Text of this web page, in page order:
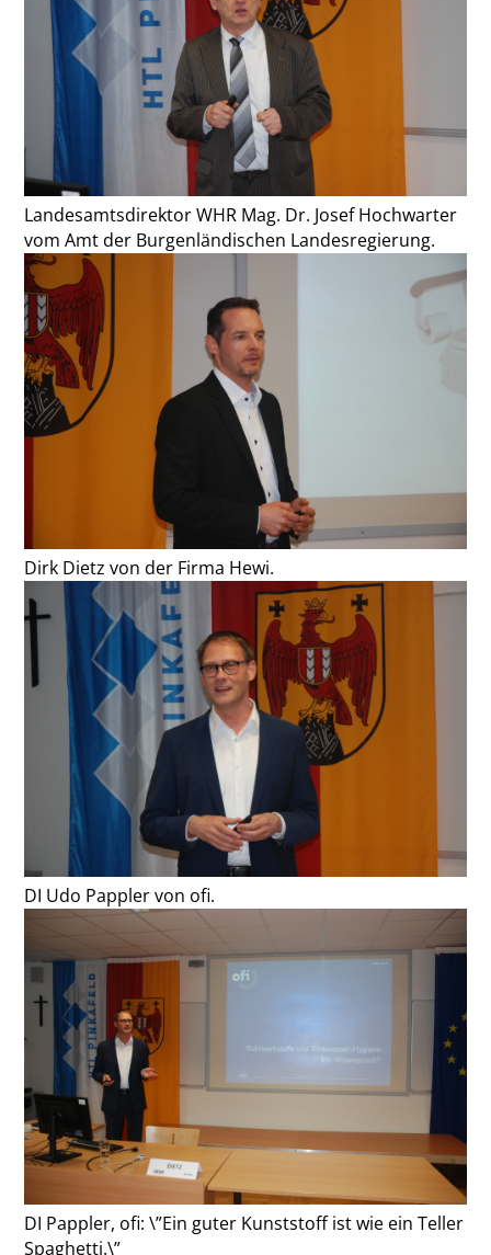
Landesamtsdirektor WHR Mag. Dr. Josef Hochwarter
vom Amt der Burgenländischen Landesregierung.
Dirk Dietz von der Firma Hewi.
DI Udo Pappler von ofi.
DI Pappler, ofi: \”Ein guter Kunststoff ist wie ein Teller
Spaghetti.\”